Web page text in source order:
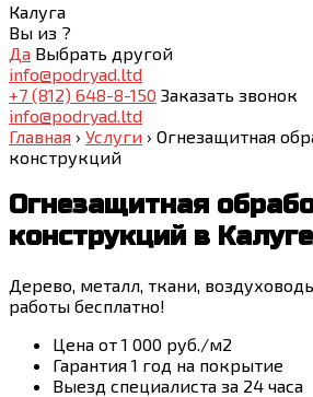
Калуга
Вы из ?
Да Выбрать другой
info@podryad.ltd
+7 (812) 648-8-150 Заказать звонок
info@podryad.ltd
Главная › Услуги › Огнезащитная
конструкций
Огнезащитная
конструкций в Калуге
Дерево, металл, ткани,
работы бесплатно!
Цена от 1 000 руб./м2
Гарантия 1 год на покрытие
Выезд специалиста за 24 часа